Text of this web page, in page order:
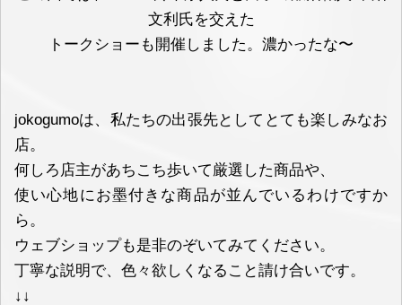
文利氏を交えた
トークショーも開催しました。濃かったな〜
jokogumoは、私たちの出張先としてとても楽しみなお
店。
何しろ店主があちこち歩いて厳選した商品や、
使い心地にお墨付きな商品が並んでいるわけですか
ら。
ウェブショップも是非のぞいてみてください。
丁寧な説明で、色々欲しくなること請け合いです。
↓↓